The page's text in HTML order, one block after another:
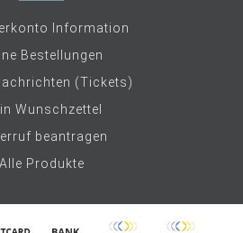
Information
Bestellungen
(Tickets)
Wunschzettel
beantragen
Alle Produkte